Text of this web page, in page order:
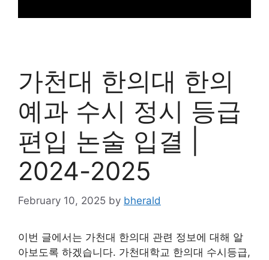
가천대 한의대 한의
예과 수시 정시 등급
편입 논술 입결 |
2024-2025
February 10, 2025 by bherald
이번 글에서는 가천대 한의대 관련 정보에 대해 알
아보도록 하겠습니다. 가천대학교 한의대 수시등급,